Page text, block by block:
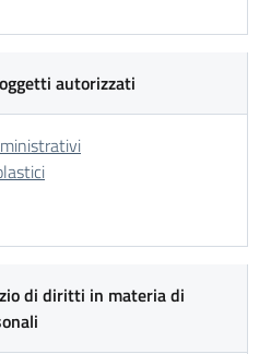
autorizzati
di diritti in materia di